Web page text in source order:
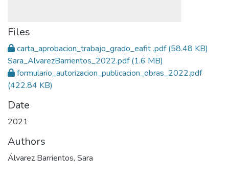
Files
carta_aprobacion_trabajo_grado_eafit .pdf(58.48 KB)
Sara_AlvarezBarrientos_2022.pdf(1.6 MB)
formulario_autorizacion_publicacion_obras_2022.pdf
(422.84 KB)
Date
2021
Authors
Álvarez Barrientos, Sara